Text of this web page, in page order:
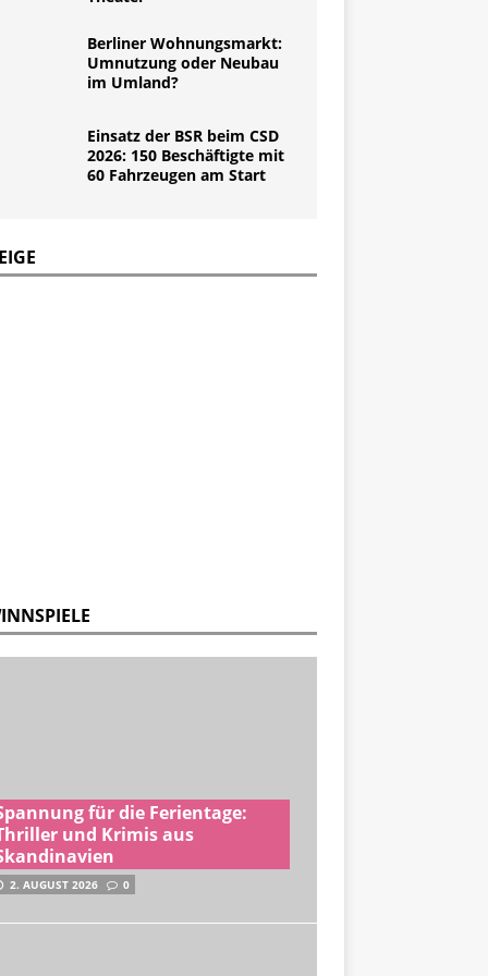
Berliner Wohnungsmarkt:
Umnutzung oder Neubau
im Umland?
Einsatz der BSR beim CSD
2026: 150 Beschäftigte mit
60 Fahrzeugen am Start
für die Ferientage:
und Krimis aus
2. AUGUST 2026 0